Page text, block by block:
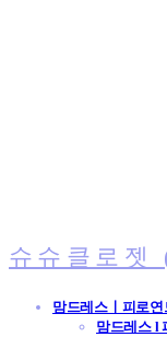
슈슈클로
맘드레스ㅣ피로연
맘드레스 l